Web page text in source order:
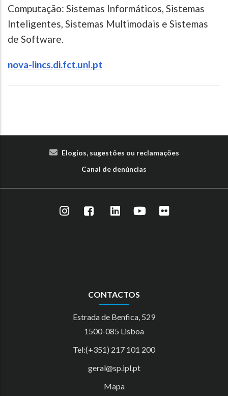
Computação: Sistemas Informáticos, Sistemas
Inteligentes, Sistemas Multimodais e Sistemas
de Software.
nova-lincs.di.fct.unl.pt
Elogios, sugestões ou reclamações
Canal de denúncias
CONTACTOS
Estrada de Benfica, 529
1500-085 Lisboa
Tel:(+351) 217 101 200
geral@sp.ipl.pt
Mapa